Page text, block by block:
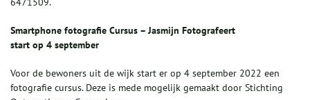
Smartphone fotografie Cursus – Jasmijn Fotografeert
start op 4 september
Voor de bewoners uit de wijk start er op 4 september 2022 een
fotografie cursus. Deze is mede mogelijk gemaakt door Stichting